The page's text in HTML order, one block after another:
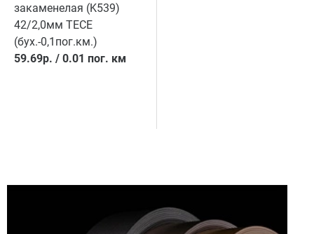
закаменелая (K539)
42/2,0мм TECE
(бух.-0,1пог.км.)
59.69р. / 0.01 пог. км